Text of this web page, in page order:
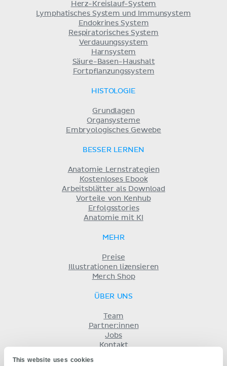
This website uses cookies
Herz-Kreislauf-System
Lymphatisches System und Immunsystem
Endokrines System
Respiratorisches System
Verdauungssystem
Harnsystem
Säure-Basen-Haushalt
Fortpflanzungssystem
HISTOLOGIE
Grundlagen
Organsysteme
Embryologisches Gewebe
BESSER LERNEN
Anatomie Lernstrategien
Kostenloses Ebook
Arbeitsblätter als Download
Vorteile von Kenhub
Erfolgsstories
Anatomie mit KI
MEHR
Preise
Illustrationen lizensieren
Merch Shop
ÜBER UNS
Team
Partner:innen
Jobs
Kontakt